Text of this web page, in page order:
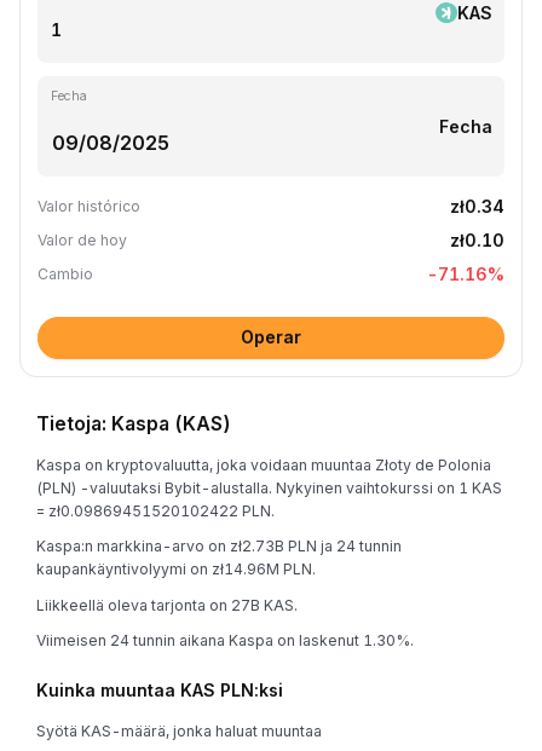
KAS
Fecha
Fecha
Valor histórico zł0.34
Valor de hoy zł0.10
Cambio -71.16%
Operar
Tietoja: Kaspa (KAS)
Kaspa on kryptovaluutta, joka voidaan muuntaa Złoty de Polonia
(PLN) -valuutaksi Bybit-alustalla. Nykyinen vaihtokurssi on 1 KAS
= zł0.09869451520102422 PLN.
Kaspa:n markkina-arvo on zł2.73B PLN ja 24 tunnin
kaupankäyntivolyymi on zł14.96M PLN.
Liikkeellä oleva tarjonta on 27B KAS.
Viimeisen 24 tunnin aikana Kaspa on laskenut 1.30%.
Kuinka muuntaa KAS PLN:ksi
Syötä KAS-määrä, jonka haluat muuntaa